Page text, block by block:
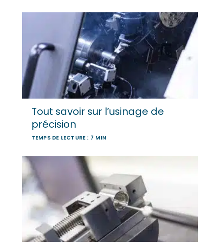
Tout savoir sur l’usinage de
précision
TEMPS DE LECTURE : 7 MIN